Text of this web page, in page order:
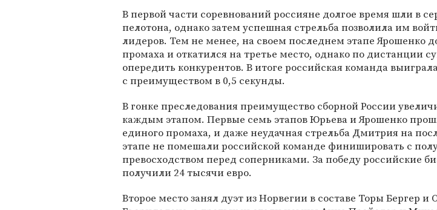
В первой части соревнований россияне долгое время шли в
пелотона, однако затем успешная стрельба позволила им
лидеров. Тем не менее, на своем последнем этапе Ярошенко
промаха и откатился на третье место, однако по дистанции
опередить конкурентов. В итоге российская команда
с преимуществом в 0,5 секунды.
В гонке преследования преимущество сборной России
каждым этапом. Первые семь этапов Юрьева и Ярошенко
единого промаха, и даже неудачная стрельба Дмитрия на
этапе не помешали российской команде финишировать с
превосходством перед соперниками. За победу российские
получили 24 тысячи евро.
Второе место занял дуэт из Норвегии в составе Торы Бергер и